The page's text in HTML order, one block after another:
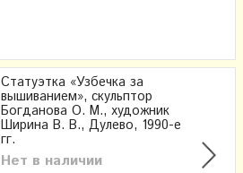
Статуэтка «Узбечка за
вышиванием», скульптор
Богданова О. М., художник
Ширина В. В., Дулево, 1990-е
гг.
Нет в наличии